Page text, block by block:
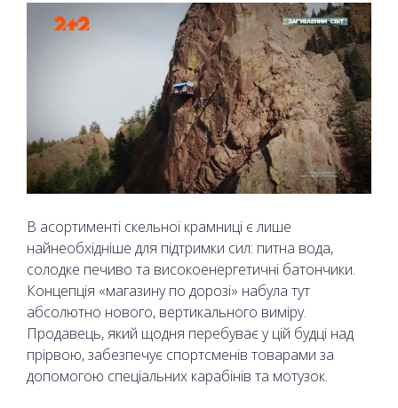
В асортименті скельної крамниці є лише
найнеобхідніше для підтримки сил: питна вода,
солодке печиво та високоенергетичні батончики.
Концепція «магазину по дорозі» набула тут
абсолютно нового, вертикального виміру.
Продавець, який щодня перебуває у цій будці над
прірвою, забезпечує спортсменів товарами за
допомогою спеціальних карабінів та мотузок.